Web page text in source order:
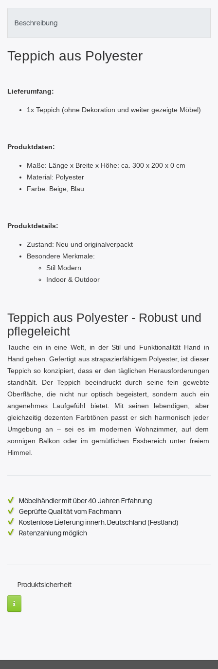
Beschreibung
Teppich aus Polyester
Lieferumfang:
1x Teppich (ohne Dekoration und weiter gezeigte Möbel)
Produktdaten:
Maße: Länge x Breite x Höhe: ca. 300 x 200 x 0 cm
Material: Polyester
Farbe: Beige, Blau
Produktdetails:
Zustand: Neu und originalverpackt
Besondere Merkmale:
Stil Modern
Indoor & Outdoor
Teppich aus Polyester - Robust und
pflegeleicht
Tauche ein in eine Welt, in der Stil und Funktionalität Hand in
Hand gehen. Gefertigt aus strapazierfähigem Polyester, ist dieser
Teppich so konzipiert, dass er den täglichen Herausforderungen
standhält. Der Teppich beeindruckt durch seine fein gewebte
Oberfläche, die nicht nur optisch begeistert, sondern auch ein
angenehmes Laufgefühl bietet. Mit seinen lebendigen, aber
gleichzeitig dezenten Farbtönen passt er sich harmonisch jeder
Umgebung an – sei es im modernen Wohnzimmer, auf dem
sonnigen Balkon oder im gemütlichen Essbereich unter freiem
Himmel.
Möbelhändler mit über 40 Jahren Erfahrung
Geprüfte Qualität vom Fachmann
Kostenlose Lieferung innerh. Deutschland (Festland)
Ratenzahlung möglich
Produktsicherheit